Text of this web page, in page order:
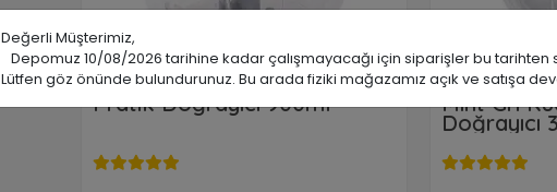
Pratik Doğrayıcı 900ml Mint Gri
Doğrayıcı
Değerli Müşterimiz,
Depomuz 10/08/2026 tarihine kadar çalışmayacağı için siparişler bu
Lütfen göz önünde bulundurunuz. Bu arada fiziki mağazamız açık ve satışa